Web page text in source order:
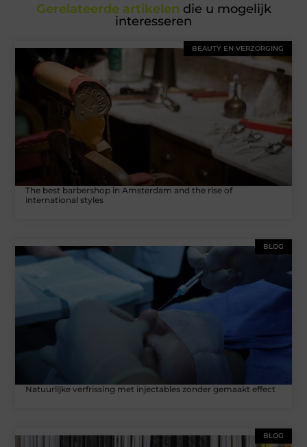
Gerelateerde artikelen die u mogelijk
interesseren
BEAUTY EN VERZORGING
The best barbershop in Amsterdam and the rise of
international styles
BLOG
Natuurlijke verfrissing met injectables zonder gemaakt effect
BLOG